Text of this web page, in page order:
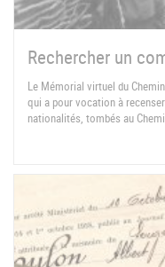
Rechercher un
Le Mémorial virtuel du
qui a pour vocation à
nationalités, tombés au